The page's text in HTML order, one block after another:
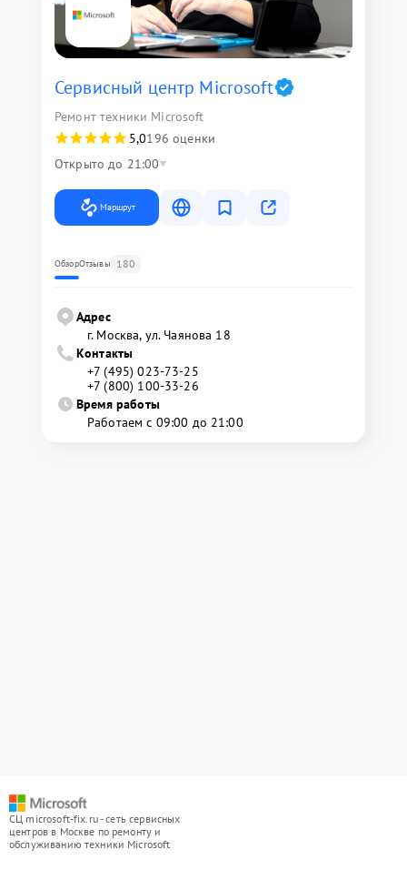
Сервисный центр Microsoft
Ремонт техники Microsoft
5,0196 оценки
Открыто до 21:00
Маршрут
ОбзорОтзывы 180
Адрес
г. Москва, ул. Чаянова 18
Контакты
+7 (495) 023-73-25
+7 (800) 100-33-26
Время работы
Работаем с 09:00 до 21:00
СЦ microsoft-fix.ru - сеть сервисных
центров в Москве по ремонту и
обслуживанию техники Microsoft